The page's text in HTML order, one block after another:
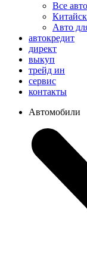
Все авто
Авто
автокредит
директ
выкуп
трейд ин
сервис
контакты
Автомобили